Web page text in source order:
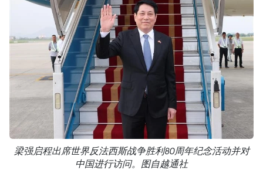
梁强启程出席世界反法西斯战争胜利80周年纪念活动并对
中国进行访问。图自越通社